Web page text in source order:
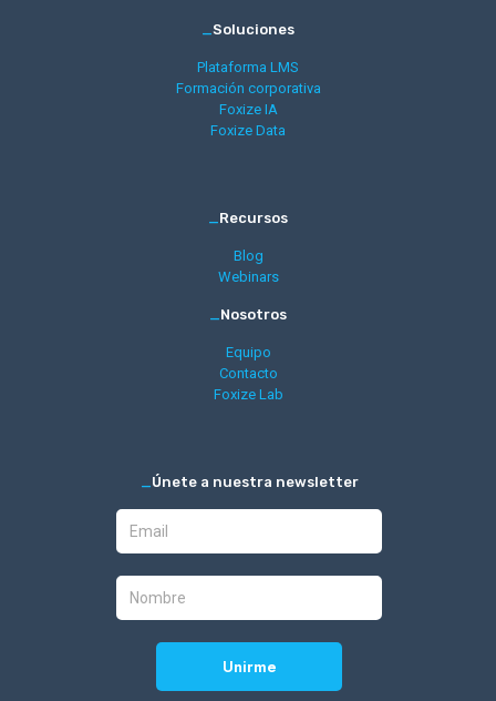
_Soluciones
Plataforma LMS
Formación corporativa
Foxize IA
Foxize Data
_Recursos
Blog
Webinars
_Nosotros
Equipo
Contacto
Foxize Lab
_Únete a nuestra newsletter